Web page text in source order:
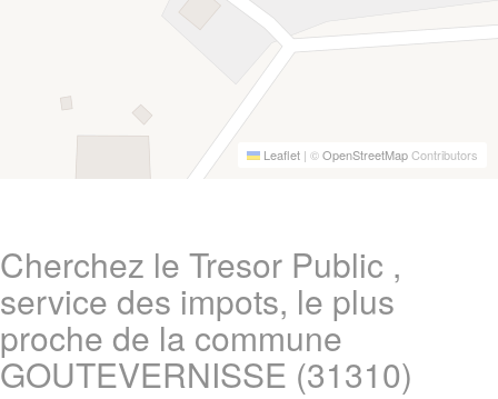
Leaflet | ©OpenStreetMapContributors
Cherchez le Tresor Public ,
service des impots, le plus
proche de la commune
GOUTEVERNISSE (31310)